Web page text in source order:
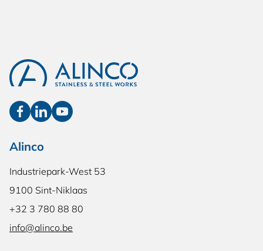
Alinco
Industriepark-West 53
9100 Sint-Niklaas
+32 3 780 88 80
info@alinco.be